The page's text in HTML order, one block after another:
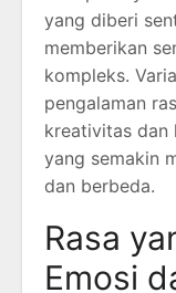
yang diberi
memberikan
kompleks.
pengalaman
kreativitas dan
yang semakin
dan berbeda.
Rasa
Emosi